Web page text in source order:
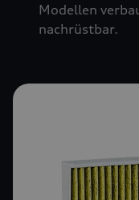
Modellen
nachrüstbar.